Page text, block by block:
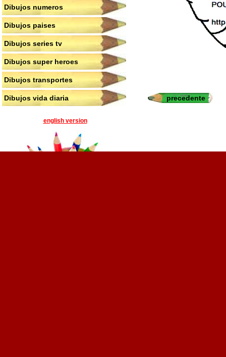
Dibujos numeros
Dibujos paises
Dibujos series tv
Dibujos super heroes
Dibujos transportes
Dibujos vida diaria
english version
precedente